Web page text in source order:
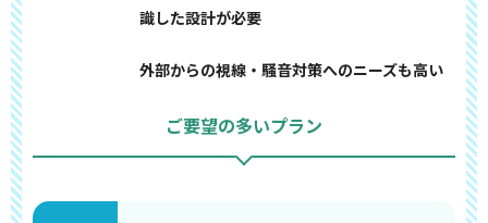
識した設計が必要
外部からの視線・騒音対策へのニーズも高い
ご要望の多いプラン